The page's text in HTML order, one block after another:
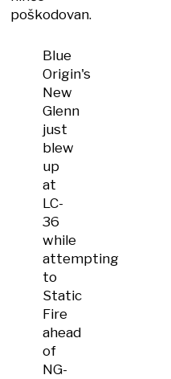
poškodovan.
Blue
Origin's
New
Glenn
just
blew
up
at
LC-
36
while
attempting
to
Static
Fire
ahead
of
NG-